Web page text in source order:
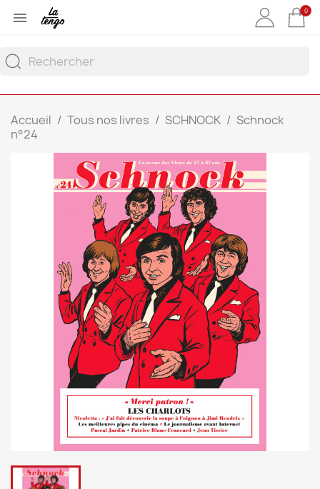
 0
Accueil Tous nos livres SCHNOCK
Schnock
n°24